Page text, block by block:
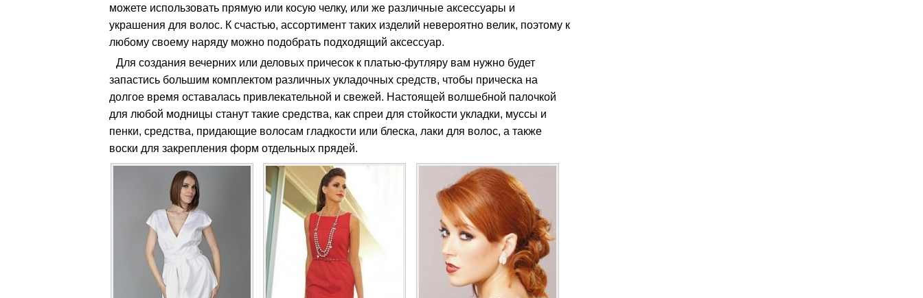
можете использовать прямую или косую челку, или же различные аксессуары и
украшения для волос. К счастью, ассортимент таких изделий невероятно велик, поэтому к
любому своему наряду можно подобрать подходящий аксессуар.
Для создания вечерних или деловых причесок к платью-футляру вам нужно будет
запастись большим комплектом различных укладочных средств, чтобы прическа на
долгое время оставалась привлекательной и свежей. Настоящей волшебной палочкой
для любой модницы станут такие средства, как спреи для стойкости укладки, муссы и
пенки, средства, придающие волосам гладкости или блеска, лаки для волос, а также
воски для закрепления форм отдельных прядей.